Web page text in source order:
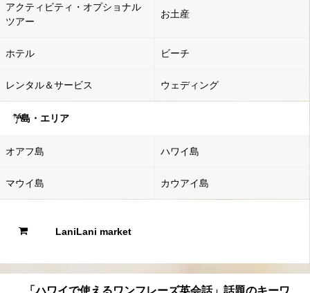
アクティビティ・オプショナル
ツアー
お土産
ホテル ビーチ
レンタル＆サービス ウェディング
島・エリア
オアフ島 ハワイ島
マウイ島 カウアイ島
LaniLani market